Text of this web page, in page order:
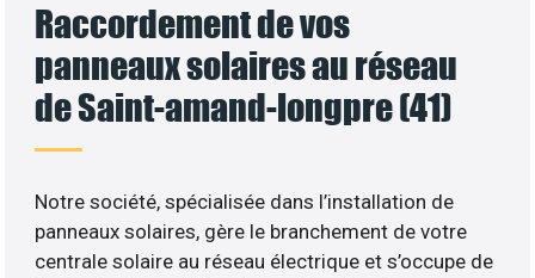
Raccordement de vos
panneaux solaires au réseau
de Saint-amand-longpre (41)
Notre société, spécialisée dans l’installation de
panneaux solaires, gère le branchement de votre
centrale solaire au réseau électrique et s’occupe de